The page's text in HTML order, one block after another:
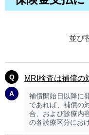
並び
MRI検査は補償の
補償開始日以降に
であれば、補償の
合、および診療内
の各診療区分におけ